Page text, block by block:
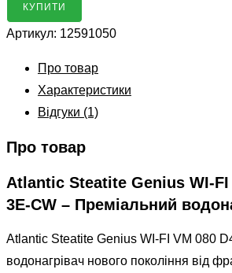
КУПИТИ
Артикул: 12591050
Про товар
Характеристики
Відгуки (1)
Про товар
Atlantic Steatite Genius WI-FI
3E-CW – Преміальний
Atlantic Steatite Genius WI-FI VM 080
водонагрівач нового покоління від